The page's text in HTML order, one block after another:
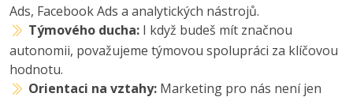
Ads, Facebook Ads a analytických nástrojů.
Týmového ducha: I když budeš mít značnou
autonomii, považujeme týmovou spolupráci za klíčovou
hodnotu.
Orientaci na vztahy: Marketing pro nás není jen